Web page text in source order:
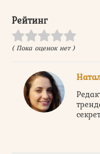
Рейтинг
( Пока оценок нет )